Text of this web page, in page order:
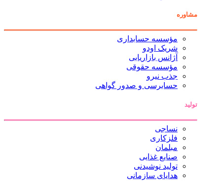
مشاوره
مؤسسه حسابداری
شریک اودو
آژانس بازاریابی
مؤسسه حقوقی
جذب نیرو
حسابرسی و صدور گواهی
تولید
نساجی
فلزکاری
مبلمان
صنایع غذایی
تولید نوشیدنی
هدایای سازمانی